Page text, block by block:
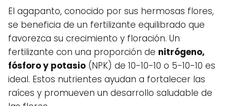
El agapanto, conocido por sus hermosas flores,
se beneficia de un fertilizante equilibrado que
favorezca su crecimiento y floración. Un
fertilizante con una proporción de nitrógeno,
fósforo y potasio (NPK) de 10-10-10 o 5-10-10 es
ideal. Estos nutrientes ayudan a fortalecer las
raíces y promueven un desarrollo saludable de